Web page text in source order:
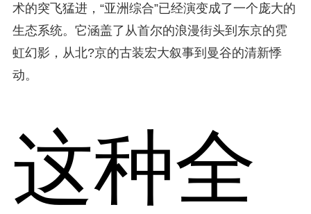
术的突飞猛进，“亚洲综合”已经演变成了一个庞大的
生态系统。它涵盖了从首尔的浪漫街头到东京的霓
虹幻影，从北?京的古装宏大叙事到曼谷的清新悸
动。
这种全